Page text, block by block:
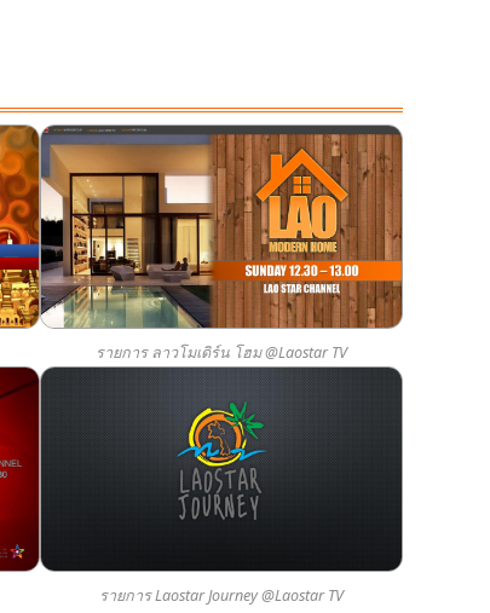
รายการ ลาวโมเดิร์น โฮม @Laostar TV
รายการ Laostar Journey @Laostar TV